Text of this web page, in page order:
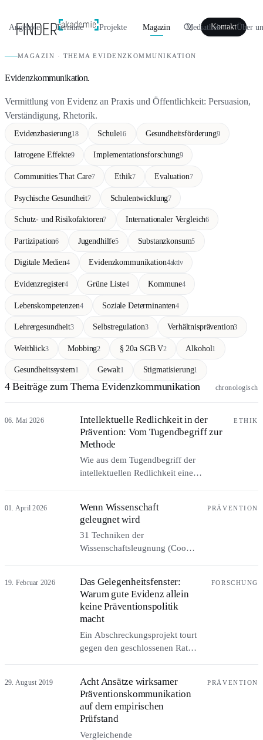
Angebote Termine Projekte Magazin Mediathek Über
Kontakt
MAGAZIN · THEMA EVIDENZKOMMUNIKATION
Evidenzkommunikation.
Vermittlung von Evidenz an Praxis und Öffentlichkeit: Persuasion,
Verständigung, Rhetorik.
Evidenzbasierung18 Schule16 Gesundheitsförderung9
Iatrogene Effekte9 Implementationsforschung9
Communities That Care7 Ethik7 Evaluation7
Psychische Gesundheit7 Schulentwicklung7
Schutz- und Risikofaktoren7 Internationaler Vergleich6
Partizipation6 Jugendhilfe5 Substanzkonsum5
Digitale Medien4 Evidenzkommunikation4aktiv
Evidenzregister4 Grüne Liste4 Kommune4
Lebenskompetenzen4 Soziale Determinanten4
Lehrergesundheit3 Selbstregulation3 Verhältnisprävention3
Weitblick3 Mobbing2 § 20a SGB V2 Alkohol1
Gesundheitssystem1 Gewalt1 Stigmatisierung1
4 Beiträge zum Thema Evidenzkommunikation chronologisch
06. Mai 2026
Intellektuelle Redlichkeit in der
Prävention: Vom Tugendbegriff zur
Methode
Wie aus dem Tugendbegriff der
intellektuellen Redlichkeit eine
warnendes Beispiel (Odds Ratio 1,68),
drei Bias-Mechanismen und
Risikokompetenz als ihre
kommunikative Form.
ETHIK
01. April 2026
Wenn Wissenschaft
geleugnet wird
31 Techniken der
Wissenschaftsleugnung (Cook,
wann ein berechtigter Einwand
aufhört, die Evidenz zu prüfen,
und anfängt, sie zu vermeiden –
ein Spiegel auch für die
Evidenzseite.
PRÄVENTION
19. Februar 2026
Das Gelegenheitsfenster:
Warum gute Evidenz allein
keine Präventionspolitik
macht
Ein Abschreckungsprojekt tourt
gegen den geschlossenen Rat
Policy-Forschung über dieses
Scheitern der Evidenz weiß –
und was wirksame Advocacy für
Prävention von ihr lernen kann.
FORSCHUNG
29. August 2019
Acht Ansätze wirksamer
Präventionskommunikation
auf dem empirischen
Prüfstand
Vergleichende
PRÄVENTION